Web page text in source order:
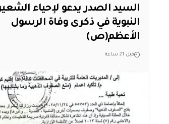
السيد الصدر يدعو لإحياء
النبوية في ذكرى وفاة الرسول
الأعظم(ص)
قبل 21 ساعة